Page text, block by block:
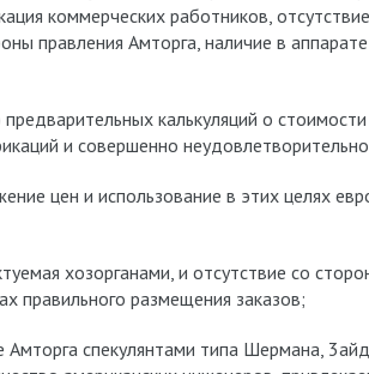
коммерческих работников,
правления Амторга, наличие в
калькуляций о
и совершенно
цен и использование в этих целях
хозорганами, и отсутствие со
правильного размещения заказов;
спекулянтами типа Шермана,